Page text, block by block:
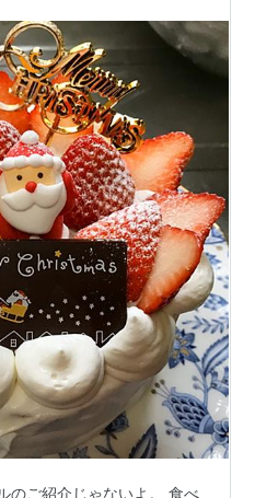
のご紹介じゃないよ。 食べ